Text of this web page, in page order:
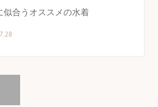
合うオススメの水着